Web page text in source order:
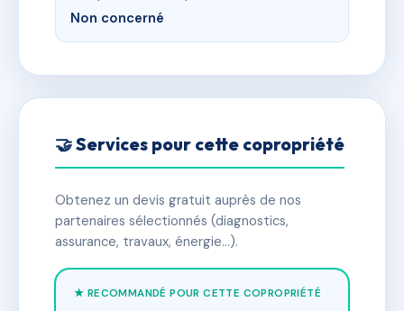
Non concerné
🤝 Services pour cette copropriété
Obtenez un devis gratuit auprès de nos
partenaires sélectionnés (diagnostics,
assurance, travaux, énergie…).
★ RECOMMANDÉ POUR CETTE COPROPRIÉTÉ